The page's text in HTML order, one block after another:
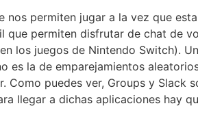
permiten jugar a la vez que
permiten disfrutar de chat de
los juegos de Nintendo Switch).
la de emparejamientos
puedes ver, Groups y Slack
llegar a dichas aplicaciones hay